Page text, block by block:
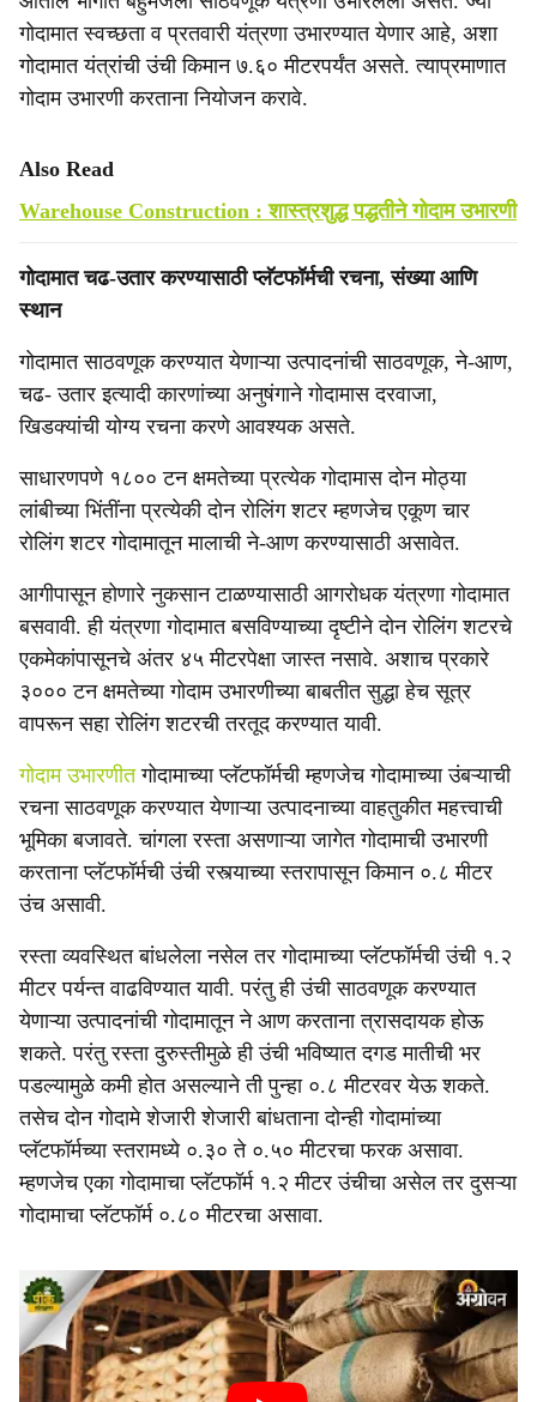
गोदामात स्वच्छता व प्रतवारी यंत्रणा उभारण्यात येणार आहे, अशा
गोदामात यंत्रांची उंची किमान ७.६० मीटरपर्यंत असते. त्याप्रमाणात
गोदाम उभारणी करताना नियोजन करावे.
Also Read
Warehouse Construction : शास्त्रशुद्ध पद्धतीने गोदाम उभारणी
गोदामात चढ-उतार करण्यासाठी प्लॅटफॉर्मची रचना, संख्या आणि
स्थान
गोदामात साठवणूक करण्यात येणाऱ्या उत्पादनांची साठवणूक, ने-आण,
चढ- उतार इत्यादी कारणांच्या अनुषंगाने गोदामास दरवाजा,
खिडक्यांची योग्य रचना करणे आवश्यक असते.
साधारणपणे १८०० टन क्षमतेच्या प्रत्येक गोदामास दोन मोठ्या
लांबीच्या भिंतींना प्रत्येकी दोन रोलिंग शटर म्हणजेच एकूण चार
रोलिंग शटर गोदामातून मालाची ने-आण करण्यासाठी असावेत.
आगीपासून होणारे नुकसान टाळण्यासाठी आगरोधक यंत्रणा गोदामात
बसवावी. ही यंत्रणा गोदामात बसविण्याच्या दृष्टीने दोन रोलिंग शटरचे
एकमेकांपासूनचे अंतर ४५ मीटरपेक्षा जास्त नसावे. अशाच प्रकारे
३००० टन क्षमतेच्या गोदाम उभारणीच्या बाबतीत सुद्धा हेच सूत्र
वापरून सहा रोलिंग शटरची तरतूद करण्यात यावी.
गोदाम उभारणीतगोदामाच्या प्लॅटफॉर्मची म्हणजेच गोदामाच्या उंबऱ्याची
रचना साठवणूक करण्यात येणाऱ्या उत्पादनाच्या वाहतुकीत महत्त्वाची
भूमिका बजावते. चांगला रस्ता असणाऱ्या जागेत गोदामाची उभारणी
करताना प्लॅटफॉर्मची उंची रस्त्याच्या स्तरापासून किमान ०.८ मीटर
उंच असावी.
रस्ता व्यवस्थित बांधलेला नसेल तर गोदामाच्या प्लॅटफॉर्मची उंची १.२
मीटर पर्यन्त वाढविण्यात यावी. परंतु ही उंची साठवणूक करण्यात
येणाऱ्या उत्पादनांची गोदामातून ने आण करताना त्रासदायक होऊ
शकते. परंतु रस्ता दुरुस्तीमुळे ही उंची भविष्यात दगड मातीची भर
पडल्यामुळे कमी होत असल्याने ती पुन्हा ०.८ मीटरवर येऊ शकते.
तसेच दोन गोदामे शेजारी शेजारी बांधताना दोन्ही गोदामांच्या
प्लॅटफॉर्मच्या स्तरामध्ये ०.३० ते ०.५० मीटरचा फरक असावा.
म्हणजेच एका गोदामाचा प्लॅटफॉर्म १.२ मीटर उंचीचा असेल तर दुसऱ्या
गोदामाचा प्लॅटफॉर्म ०.८० मीटरचा असावा.